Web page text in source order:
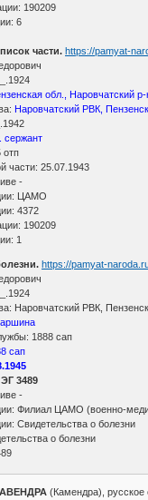
190209
6
части. https://pamyat-
обл., Наровчатский
Наровчатский РВК,
сержант
отп
части: 25.07.1943
-
ЦАМО
4372
190209
1
https://pamyat-
Наровчатский РВК,
1888 сап
сап
3489
-
Филиал ЦАМО (военно-
Свидетельства о болезни
о болезни
(Камендра), русское